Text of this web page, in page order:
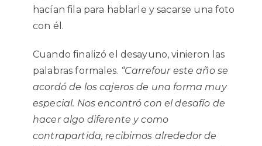
hacían fila para hablarle y sacarse una foto
con él.
Cuando finalizó el desayuno, vinieron las
palabras formales. “Carrefour este año se
acordó de los cajeros de una forma muy
especial. Nos encontró con el desafío de
hacer algo diferente y como
contrapartida, recibimos alrededor de